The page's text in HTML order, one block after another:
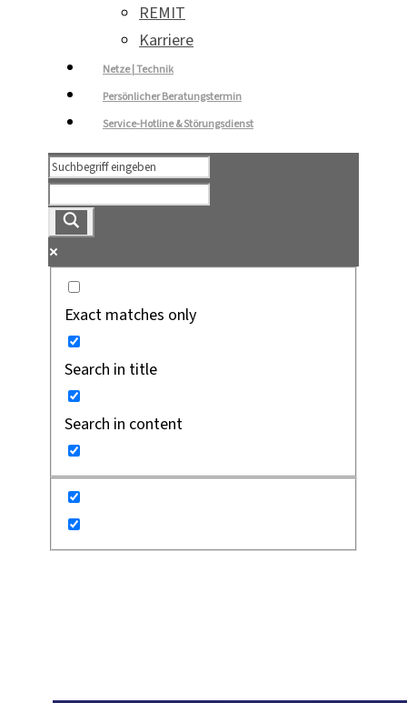
REMIT
Karriere
Netze | Technik
Persönlicher Beratungstermin
Service-Hotline & Störungsdienst
Exact matches only
Search in title
Search in content